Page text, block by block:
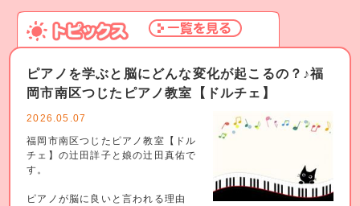
ピアノを学ぶと脳にどんな変化が起こるの？♪福
岡市南区つじたピアノ教室【ドルチェ】
2026.05.07
福岡市南区つじたピアノ教室【ドル
チェ】の辻田詳子と娘の辻田真佑で
す。
ピアノが脳に良いと言われる理由